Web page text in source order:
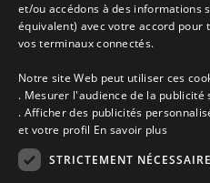
Les descriptions et photos contenues
la responsabilité des propriétaires,
contractuelles. Les données sont
Armor-vacances n'est pas un
sur les locations, c'est simplement un
vacances en Bretagne, un service de
PARTICULIER A PARTICULIER.
Avant de prendre possession du
et/ou accédons à des informations
équivalent) avec votre accord pour
vos terminaux connectés.
Notre site Web peut utiliser ces
. Mesurer l'audience de la
. Afficher des publicités
et votre profil En savoir plus
STRICTEMENT